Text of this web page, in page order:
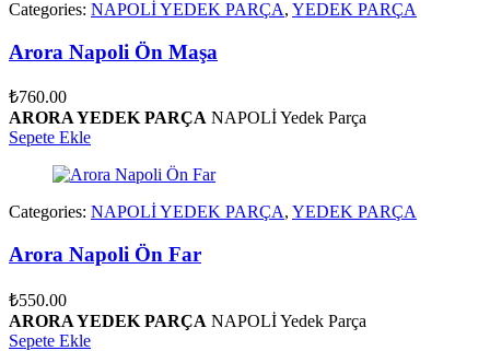
Categories: NAPOLİ YEDEK PARÇA, YEDEK PARÇA
Arora Napoli Ön Maşa
₺760.00
ARORA YEDEK PARÇA NAPOLİ Yedek Parça
Sepete Ekle
Categories: NAPOLİ YEDEK PARÇA, YEDEK PARÇA
Arora Napoli Ön Far
₺550.00
ARORA YEDEK PARÇA NAPOLİ Yedek Parça
Sepete Ekle